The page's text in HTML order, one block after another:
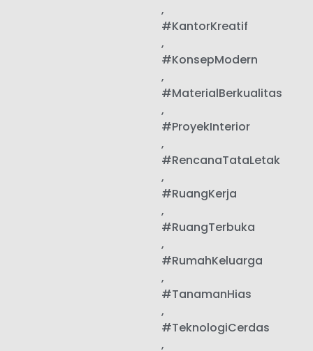
,
#KantorKreatif
,
#KonsepModern
,
#MaterialBerkualitas
,
#ProyekInterior
,
#RencanaTataLetak
,
#RuangKerja
,
#RuangTerbuka
,
#RumahKeluarga
,
#TanamanHias
,
#TeknologiCerdas
,